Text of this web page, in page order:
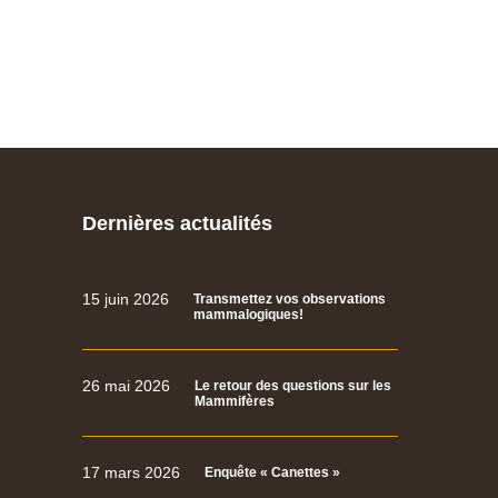
Dernières actualités
15 juin 2026
Transmettez vos observations
mammalogiques!
26 mai 2026
Le retour des questions sur les
Mammifères
17 mars 2026 Enquête « Canettes »